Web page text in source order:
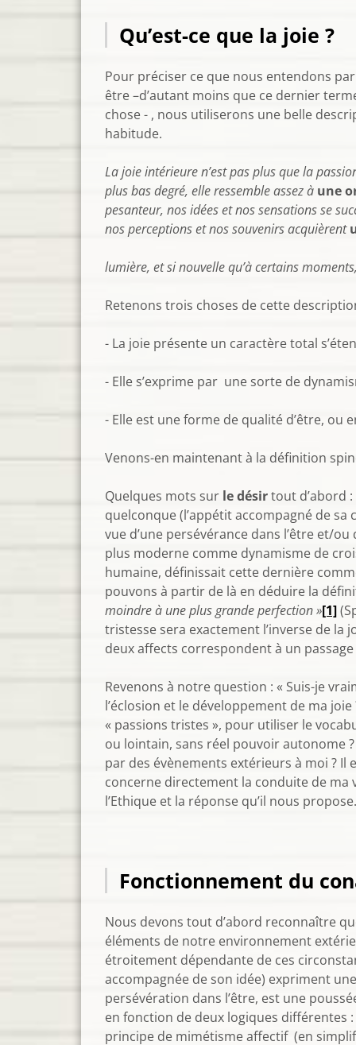
Qu’est-ce que la joie ?
Pour préciser ce que nous entendons
être –d’autant moins que ce dernier
chose - , nous utiliserons une belle
habitude.
La joie intérieure n’est pas plus que la
plus bas degré, elle ressemble assez à une
pesanteur, nos idées et nos sensations se
nos perceptions et nos souvenirs acquièrent
lumière, et si nouvelle qu’à certains
Retenons trois choses de cette
- La joie présente un caractère total
- Elle s’exprime par une sorte de
- Elle est une forme de qualité d’être, ou
Venons-en maintenant à la définition
Quelques mots sur le désirtout d’abord
quelconque (l’appétit accompagné de
vue d’une persévérance dans l’être et/
plus moderne comme dynamisme de
humaine, définissait cette dernière
pouvons à partir de là en déduire la
moindre à une plus grande perfection »[1]
tristesse sera exactement l’inverse de la
deux affects correspondent à un
Revenons à notre question : « Suis-je
l’éclosion et le développement de ma
« passions tristes », pour utiliser le
ou lointain, sans réel pouvoir autonome
par des évènements extérieurs à moi ? Il
concerne directement la conduite de ma
l’Ethique et la réponse qu’il nous propose.
Fonctionnement du
Nous devons tout d’abord reconnaître
éléments de notre environnement
étroitement dépendante de ces
accompagnée de son idée) expriment
persévération dans l’être, est une
en fonction de deux logiques différentes
principe de mimétisme affectif (en